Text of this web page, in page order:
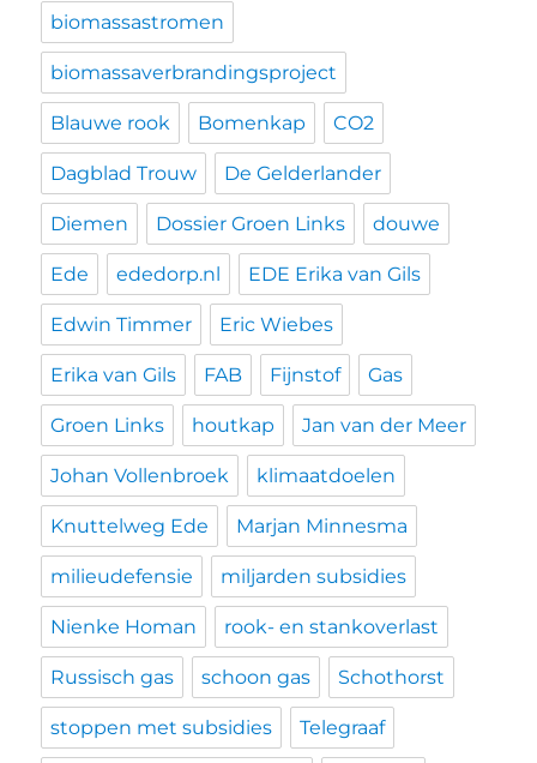
biomassastromen
biomassaverbrandingsproject
Blauwe rook Bomenkap CO2
Dagblad Trouw De Gelderlander
Diemen Dossier Groen Links douwe
Ede ededorp.nl EDE Erika van Gils
Edwin Timmer Eric Wiebes
Erika van Gils FAB Fijnstof Gas
Groen Links houtkap Jan van der Meer
Johan Vollenbroek klimaatdoelen
Knuttelweg Ede Marjan Minnesma
milieudefensie miljarden subsidies
Nienke Homan rook- en stankoverlast
Russisch gas schoon gas Schothorst
stoppen met subsidies Telegraaf